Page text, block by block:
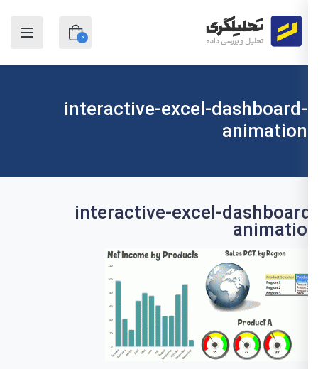
interactive-excel-dashboard-
animation
interactive-excel-